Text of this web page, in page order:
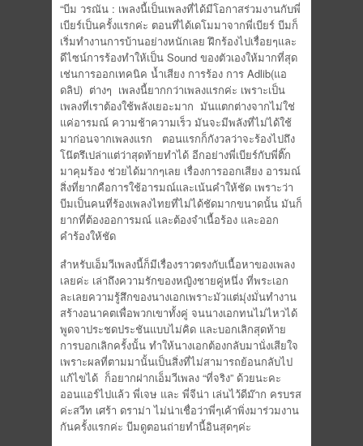
“บีม วรณัน : เพลงนี้เป็นเพลงที่ได้มีโอกาสร่วมงานกับพี่
เบียร์เป็นครั้งแรกค่ะ ตอนที่ได้เดโมมาจากพี่เบียร์ บีมก็
เริ่มทำงานการบ้านอย่างหนักเลย ฝึกร้องไปเรื่อยๆและ
ดีไซน์การร้องทำให้เป็น Sound ของตัวเองให้มากที่สุด
เช่นการออกเทคนิค น้ำเสียง การร้อง การ Adlib(แอ
ดลิป) ต่างๆ เพลงนี้ยากกว่าเพลงแรกค่ะ เพราะเป็น
เพลงที่เราต้องใช้พลังเยอะมาก มันแตกต่างจากไม่ใช่
แค่อารมณ์ ความช้าความเร็ว มันจะมีพลังที่ไม่ได้ใช้
มาก่อนจากเพลงแรก ตอนแรกก็กังวลว่าจะร้องไปถึง
โน๊ตรึเปล่าแต่ว่าสุดท้ายทำได้ อีกอย่างพี่เบียร์กับพี่ติ๊ก
มาคุมร้อง ช่วยได้มากๆเลย เรื่องการออกเสียง อารมณ์
สิ่งที่ยากคือการใช้อารมณ์และเน้นคำให้ชัด เพราะว่า
บีมเป็นคนที่ร้องเพลงไทยที่ไม่ได้ชัดมากขนาดนั้น มันก็
ยากที่ต้องออการมณ์ และต้องจำเนื้อร้อง และออก
คำร้องให้ชัด
สำหรับเอ็มวีเพลงนี้ก็มีเรื่องราวตรงกับเนื้อหาของเพลง
เลยค่ะ เล่าถึงความรักของหญิงชายคู่หนึ่ง ที่พระเอก
ละเลยความรู้สึกของนางเอกเพราะมัวแต่มุ่งมั่นทำงาน
สร้างอนาคตเพื่อพวกเขาทั้งคู่ จนนางเอกทนไม่ไหวได้
พูดจาประชดประชันแบบไม่คิด และบอกเลิกสุดท้าย
การบอกเลิกครั้งนั้น ทำให้นางเอกต้องกลับมานั่งเสียใจ
เพราะผลที่ตามมานั้นเป็นสิ่งที่ไม่สามารถย้อนกลับไป
แก้ไขได้ ก็อยากฝากเอ็มวีเพลง “ที่จริง” ด้วยนะคะ
ออนแอร์ไปแล้ว พี่เจษ และ พี่จีน่า เล่นไว้ดีม๊าก ครบรส
ค่ะสวีท เศร้า ดราม่า ไม่น่าเชื่อว่าพี่ๆเค้าพิ่งมาร่วมงาน
กันครั้งแรกค่ะ บีมดูตอนถ่ายทำนี้อินสุดๆค่ะ